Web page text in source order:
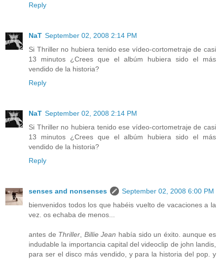
Reply
NaT September 02, 2008 2:14 PM
Si Thriller no hubiera tenido ese vídeo-cortometraje de casi
13 minutos ¿Crees que el albúm hubiera sido el más
vendido de la historia?
Reply
NaT September 02, 2008 2:14 PM
Si Thriller no hubiera tenido ese vídeo-cortometraje de casi
13 minutos ¿Crees que el albúm hubiera sido el más
vendido de la historia?
Reply
senses and nonsenses
September 02, 2008 6:00 PM
bienvenidos todos los que habéis vuelto de vacaciones a la
vez. os echaba de menos...
antes de Thriller Billie Jean había sido un éxito. aunque es
indudable la importancia capital del videoclip de john landis,
para ser el disco más vendido, y para la historia del pop. y